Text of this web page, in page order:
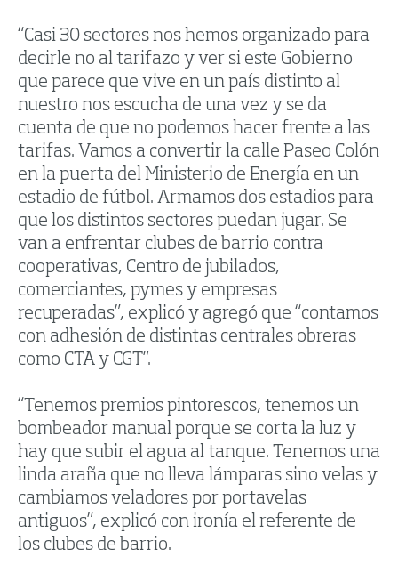
“Casi 30 sectores nos hemos organizado para
decirle no al tarifazo y ver si este Gobierno
que parece que vive en un país distinto al
nuestro nos escucha de una vez y se da
cuenta de que no podemos hacer frente a las
tarifas. Vamos a convertir la calle Paseo Colón
en la puerta del Ministerio de Energía en un
estadio de fútbol. Armamos dos estadios para
que los distintos sectores puedan jugar. Se
van a enfrentar clubes de barrio contra
cooperativas, Centro de jubilados,
comerciantes, pymes y empresas
recuperadas”, explicó y agregó que “contamos
con adhesión de distintas centrales obreras
como CTA y CGT”.
“Tenemos premios pintorescos, tenemos un
bombeador manual porque se corta la luz y
hay que subir el agua al tanque. Tenemos una
linda araña que no lleva lámparas sino velas y
cambiamos veladores por portavelas
antiguos”, explicó con ironía el referente de
los clubes de barrio.